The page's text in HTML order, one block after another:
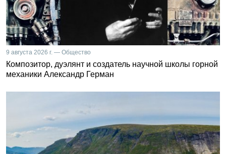
9 августа 2026 г. — Общество
Композитор, дуэлянт и создатель научной школы горной
механики Александр Герман